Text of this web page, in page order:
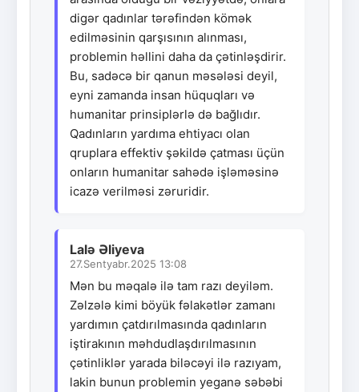
digər qadınlar tərəfindən kömək
edilməsinin qarşısının alınması,
problemin həllini daha da çətinləşdirir.
Bu, sadəcə bir qanun məsələsi deyil,
eyni zamanda insan hüquqları və
humanitar prinsiplərlə də bağlıdır.
Qadınların yardıma ehtiyacı olan
qruplara effektiv şəkildə çatması üçün
onların humanitar sahədə işləməsinə
icazə verilməsi zəruridir.
Lalə Əliyeva
27.Sentyabr.2025 13:08
Mən bu məqalə ilə tam razı deyiləm.
Zəlzələ kimi böyük fəlakətlər zamanı
yardımın çatdırılmasında qadınların
iştirakının məhdudlaşdırılmasının
çətinliklər yarada biləcəyi ilə razıyam,
lakin bunun problemin yeganə səbəbi